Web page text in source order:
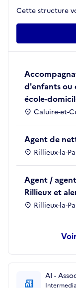
Cette structure
d'enfants ou
école-
Caluire-et-
Agent de
Rillieux-la-
Agent /
Rillieux et
Rillieux-la-
AI -